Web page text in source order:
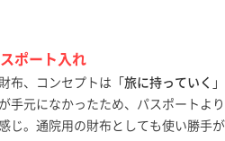
ポート入れ
布、コンセプトは「 旅に持っていく
手元になかったため、パスポートよ
じ。通院用の財布としても使い勝手